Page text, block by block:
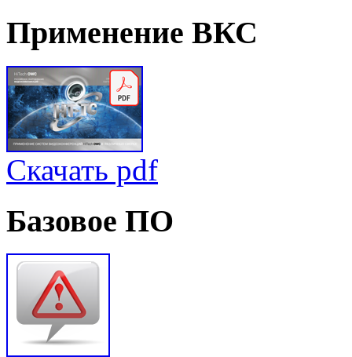
Применение ВКС
Скачать pdf
Базовое ПО